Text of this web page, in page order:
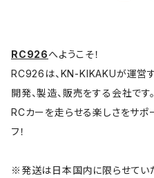
RC926へようこそ！
RC926は、KN-KIKAKUが運営
開発、製造、販売をする会社です。
RCカーを走らせる楽しさをサポ
フ！
※発送は日本国内に限らせて